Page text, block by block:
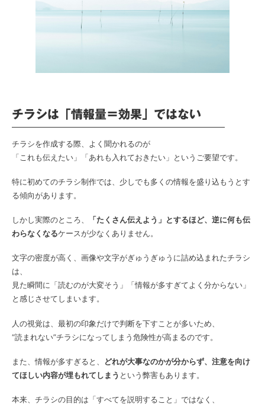
チラシは「情報量＝効果」ではない
チラシを作成する際、よく聞かれるのが
「これも伝えたい」「あれも入れておきたい」というご要望です。
特に初めてのチラシ制作では、少しでも多くの情報を盛り込もうとす
る傾向があります。
しかし実際のところ、
「たくさん伝えよう」とするほど、逆に何も伝
わらなくなるケースが少なくありません。
文字の密度が高く、画像や文字がぎゅうぎゅうに詰め込まれたチラシ
は、
見た瞬間に「読むのが大変そう」「情報が多すぎてよく分からない」
と感じさせてしまいます。
人の視覚は、最初の印象だけで判断を下すことが多いため、
“読まれない”チラシになってしまう危険性が高まるのです。
また、情報が多すぎると、
どれが大事なのかが分からず、注意を向け
てほしい内容が埋もれてしまう という弊害もあります。
本来、チラシの目的は「すべてを説明すること」ではなく、